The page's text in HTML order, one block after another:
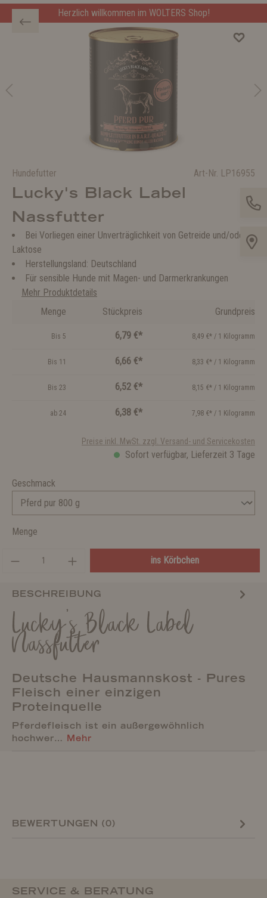
Herzlich willkommen im WOLTERS Shop!
Hundefutter Art-Nr. LP16955
Lucky's Black Label
Nassfutter
Bei Vorliegen einer Unverträglichkeit von Getreide und/oder
Laktose
Herstellungsland: Deutschland
Für sensible Hunde mit Magen- und Darmerkrankungen
Mehr Produktdetails
Menge
Stückpreis Grundpreis
Bis 5 6,79 €* 8,49 €* / 1 Kilogramm
Bis 11 6,66 €* 8,33 €* / 1 Kilogramm
Bis 23 6,52 €* 8,15 €* / 1 Kilogramm
ab 24 6,38 €* 7,98 €* / 1 Kilogramm
Preise inkl. MwSt. zzgl. Versand- und Servicekosten
Sofort verfügbar, Lieferzeit 3 Tage
Geschmack
Menge
ins Körbchen
BESCHREIBUNG
Lucky's Black Label
Nassfutter
Deutsche Hausmannskost - Pures
Fleisch einer einzigen
Proteinquelle
Pferdefleisch ist ein außergewöhnlich
hochwer… Mehr
BEWERTUNGEN (0)
SERVICE & BERATUNG